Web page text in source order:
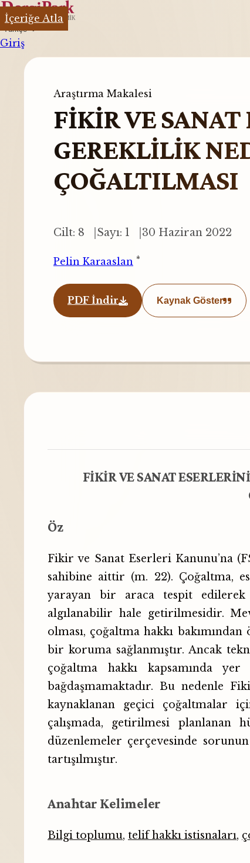
Türkçe
Giriş
Araştırma Makalesi
FİKİR VE
GEREKLİLİK
ÇOĞALTILMASI
Cilt: 8 Sayı: 1 30 Haziran 2022
Pelin Karaaslan *
PDF İndir Kaynak Göster
İçeriğe Atla
FİKİR VE SANAT
Öz
Fikir ve Sanat Eserleri Kanunu’na
sahibine aittir (m. 22). Çoğaltma,
yarayan bir araca tespit edilerek
algılanabilir hale getirilmesidir.
olması, çoğaltma hakkı
bir koruma sağlanmıştır. Ancak
çoğaltma hakkı kapsamında
bağdaşmamaktadır. Bu nedenle
kaynaklanan geçici çoğaltmalar
çalışmada, getirilmesi planlanan
düzenlemeler çerçevesinde
tartışılmıştır.
Anahtar Kelimeler
Bilgi toplumu, telif hakkı istisnaları,